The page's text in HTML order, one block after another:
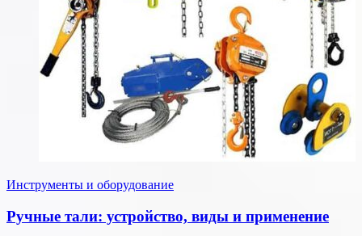
Инструменты и оборудование
Ручные тали: устройство, виды и применение